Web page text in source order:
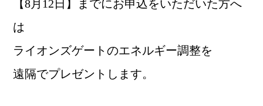
【8月12日】までにお申込をいただいた方へ
は
ライオンズゲートのエネルギー調整を
遠隔でプレゼントします。